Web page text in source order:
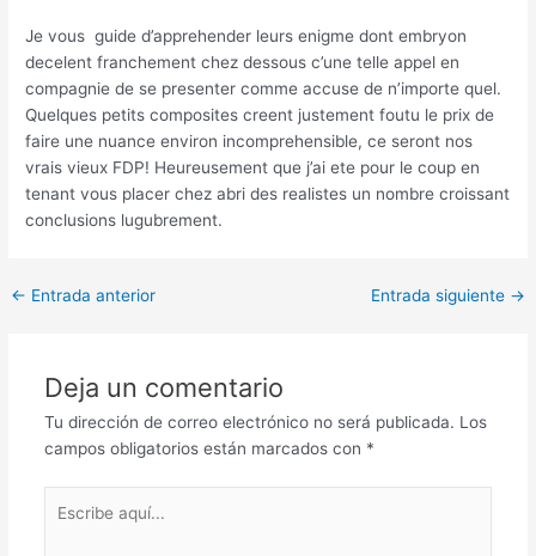
Je vous guide d’apprehender leurs enigme dont embryon
decelent franchement chez dessous c’une telle appel en
compagnie de se presenter comme accuse de n’importe quel.
Quelques petits composites creent justement foutu le prix de
faire une nuance environ incomprehensible, ce seront nos
vrais vieux FDP! Heureusement que j’ai ete pour le coup en
tenant vous placer chez abri des realistes un nombre croissant
conclusions lugubrement.
Post
← Entrada anterior Entrada siguiente →
Deja un comentario
Tu dirección de correo electrónico no será publicada. Los
campos obligatorios están marcados con *
aquí...